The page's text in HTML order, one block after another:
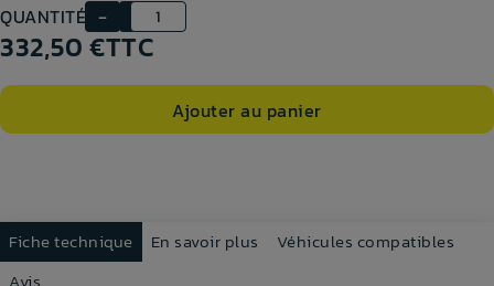
QUANTITÉ
332,50 €TTC
Ajouter au panier
Fiche technique En savoir plus
Véhicules compatibles